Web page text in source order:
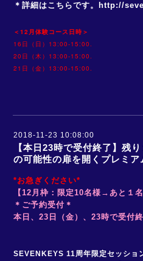
＊詳細はこちらです。 http://
＜12月体験コース日時＞
16日（日）13:00-15:00.
20日（木）13:00-15:00.
21日（金）13:00-15:00.
2018-11-23 10:08:00
【本日23時で受付終了】残
の可能性の扉を開くプレミア
*お急ぎください*
【12月枠：限定10名様→あと１名
＊ご予約受付＊
本日、23日（金）、23時で受付終
SEVENKEYS 11周年限定セッショ